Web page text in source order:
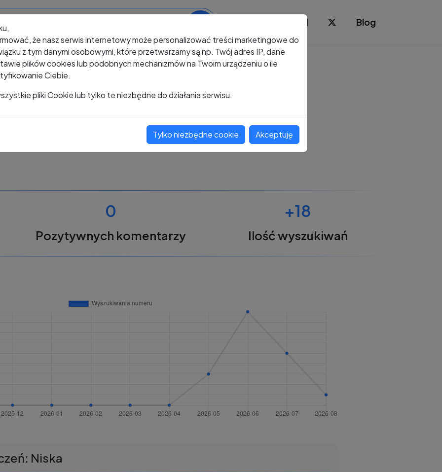
Blog
+48 607 577 880
Oceń ten numer
0
Pozytywnych komentarzy
+18
Ilość wyszukiwań
Niska
że nasz serwis internetowy może personalizować treści marketingowe do
z tym danymi osobowymi, które przetwarzamy są np. Twój adres IP, dane
plików cookies lub podobnych mechanizmów na Twoim urządzeniu o ile
Ciebie.
pliki Cookie lub tylko te niezbędne do działania serwisu.
Tylko niezbędne cookie Akceptuję